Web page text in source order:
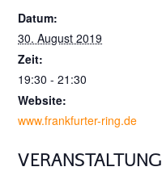
Datum:
30. August 2019
Zeit:
19:30 - 21:30
Website:
www.frankfurter-ring.de